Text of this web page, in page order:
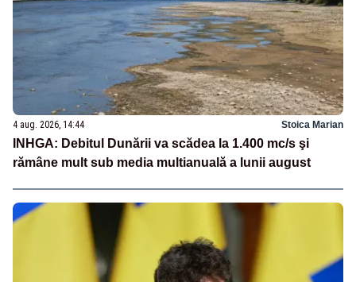
4 aug. 2026, 14:44 Stoica Marian
INHGA: Debitul Dunării va scădea la 1.400 mc/s şi
rămâne mult sub media multianuală a lunii august